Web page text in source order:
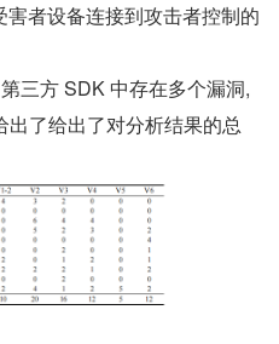
者设备连接到攻击者控制的
三方 SDK 中存在多个漏洞,
了给出了对分析结果的总